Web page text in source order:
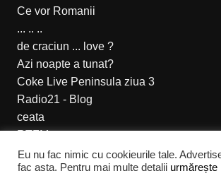
Ce vor Romanii
... .. ..
de craciun ... love ?
Azi noapte a tunat?
Coke Live Peninsula ziua 3
Radio21 - Blog
ceata
RTFM
Eu nu fac nimic cu cookieurile tale.
fac asta. Pentru mai multe detalii urmărește